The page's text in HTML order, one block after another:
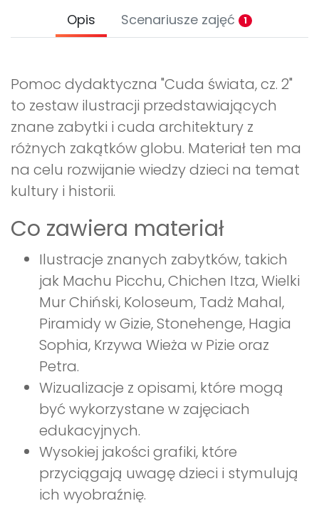
Opis Scenariusze zajęć 1
Pomoc dydaktyczna "Cuda świata, cz. 2"
to zestaw ilustracji przedstawiających
znane zabytki i cuda architektury z
różnych zakątków globu. Materiał ten ma
na celu rozwijanie wiedzy dzieci na temat
kultury i historii.
Co zawiera materiał
Ilustracje znanych zabytków, takich
jak Machu Picchu, Chichen Itza, Wielki
Mur Chiński, Koloseum, Tadż Mahal,
Piramidy w Gizie, Stonehenge, Hagia
Sophia, Krzywa Wieża w Pizie oraz
Petra.
Wizualizacje z opisami, które mogą
być wykorzystane w zajęciach
edukacyjnych.
Wysokiej jakości grafiki, które
przyciągają uwagę dzieci i stymulują
ich wyobraźnię.